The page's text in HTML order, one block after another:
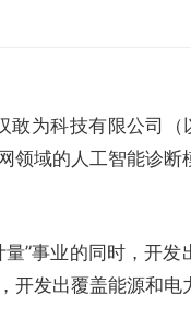
为科技有限公司（
领域的人工智能诊
”事业的同时，开
发出覆盖能源和